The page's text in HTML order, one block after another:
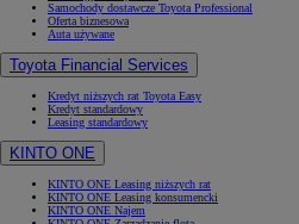
Samochody dostawcze Toyota Professional
Oferta biznesowa
Auta używane
Toyota Financial Services
Kredyt niższych rat Toyota Easy
Kredyt standardowy
Leasing standardowy
KINTO ONE
KINTO ONE Leasing niższych rat
KINTO ONE Leasing konsumencki
KINTO ONE Najem